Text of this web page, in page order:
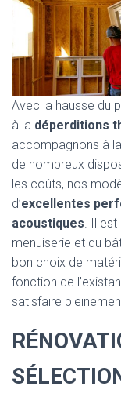
Avec la hausse du
à la déperditions
accompagnons à la
de nombreux
les coûts, nos
d’excellentes
acoustiques. Il est
menuiserie et du
bon choix de
fonction de
satisfaire